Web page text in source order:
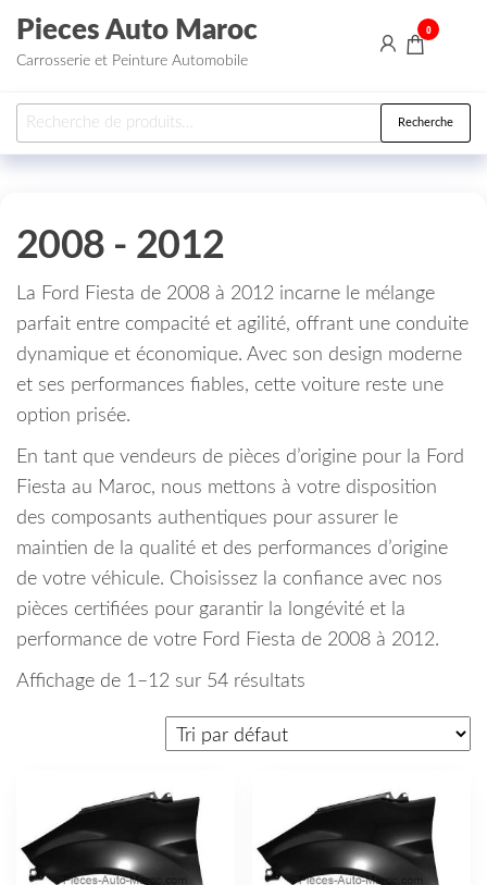
Aller au contenu
Pieces Auto Maroc
Carrosserie et Peinture Automobile
0
Recherche pour : Recherche
2008 - 2012
La Ford Fiesta de 2008 à 2012 incarne le mélange
parfait entre compacité et agilité, offrant une conduite
dynamique et économique. Avec son design moderne
et ses performances fiables, cette voiture reste une
option prisée.
En tant que vendeurs de pièces d’origine pour la Ford
Fiesta au Maroc, nous mettons à votre disposition
des composants authentiques pour assurer le
maintien de la qualité et des performances d’origine
de votre véhicule. Choisissez la confiance avec nos
pièces certifiées pour garantir la longévité et la
performance de votre Ford Fiesta de 2008 à 2012.
Affichage de 1–12 sur 54 résultats